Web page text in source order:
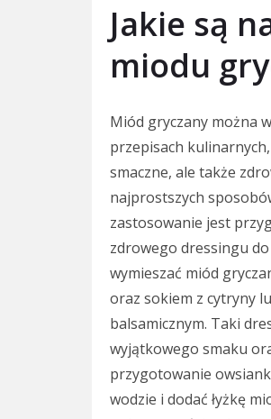
Jakie są
miodu
Miód gryczany można
przepisach
smaczne, ale także
najprostszych
zastosowanie jest
zdrowego dressingu do
wymieszać miód
oraz sokiem z cytryny
balsamicznym. Taki
wyjątkowego smaku
przygotowanie
wodzie i dodać łyżkę